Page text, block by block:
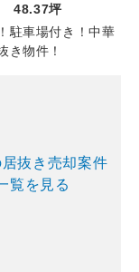
48.37坪
駐車場付き！中華
き物件！
抜き売却案件
覧を見る